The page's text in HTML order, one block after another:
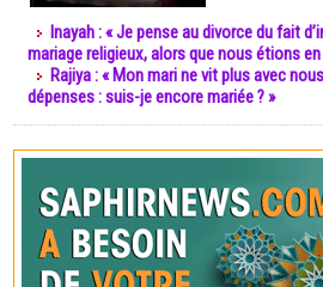
Inayah : « Je pense au divorce du fait
mariage religieux, alors que nous étions
Rajiya : « Mon mari ne vit plus avec
dépenses : suis-je encore mariée ? »